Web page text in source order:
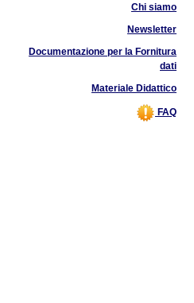
Chi siamo
Newsletter
Documentazione per la Fornitura
dati
Materiale Didattico
FAQ